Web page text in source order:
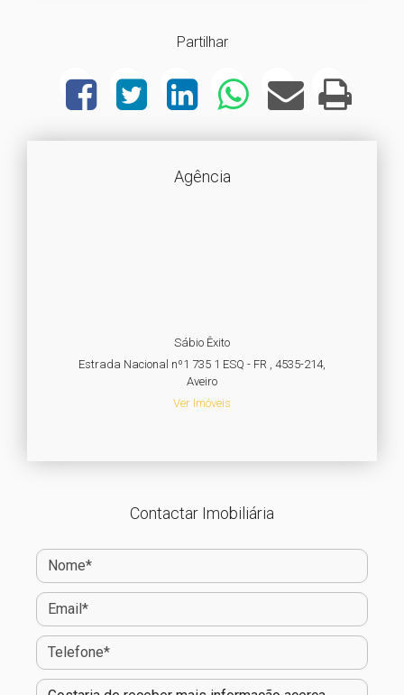
Partilhar
Agência
Sábio Êxito
Estrada Nacional nº1 735 1 ESQ - FR , 4535-214,
Aveiro
Ver Imóveis
Contactar Imobiliária